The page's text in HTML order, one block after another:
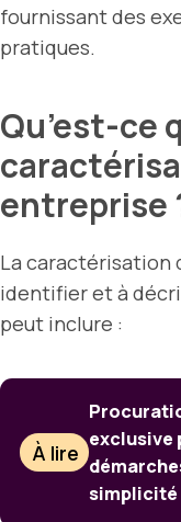
fournissant des
pratiques.
Qu’est-ce
entreprise
La caractérisation
identifier et à
peut inclure :
À lire
exclusive
simplicité